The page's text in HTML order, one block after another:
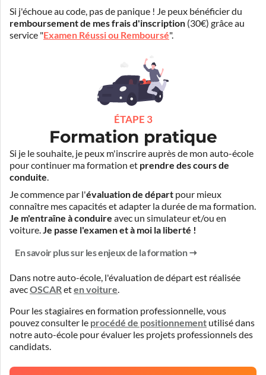
Si j'échoue au code, pas de panique ! Je peux bénéficier du
remboursement de mes frais d'inscription (30€) grâce au
service "Examen Réussi ou Remboursé".
ÉTAPE 3
Formation pratique
Si je le souhaite, je peux m'inscrire auprès de mon auto-école
pour continuer ma formation et prendre des cours de
conduite.
Je commence par l'évaluation de départ pour mieux
connaître mes capacités et adapter la durée de ma formation.
Je m'entraîne à conduire avec un simulateur et/ou en
voiture.Je passe l'examen et à moi la liberté !
En savoir plus sur les enjeux de la formation
Dans notre auto-école, l'évaluation de départ est réalisée
avecOSCAReten voiture.
Pour les stagiaires en formation professionnelle, vous
pouvez consulter le procédé de positionnement utilisé dans
notre auto-école pour évaluer les projets professionnels des
candidats.